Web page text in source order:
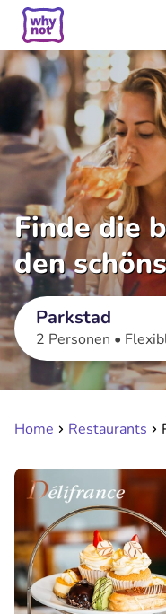
Finde die
den
Parkstad
2 Personen •
Home Restaurants